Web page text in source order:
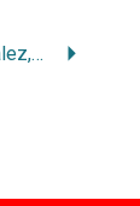
Urbano González, Francisco